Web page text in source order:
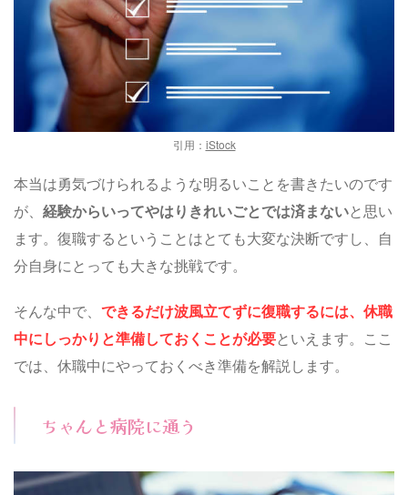
引用： iStock
本当は勇気づけられるような明るいことを書きたいのです
が、 経験からいってやはりきれいごとでは済まないと思い
ます。復職するということはとても大変な決断ですし、自
分自身にとっても大きな挑戦です。
そんな中で、 できるだけ波風立てずに復職するには、休職
中にしっかりと準備しておくことが必要といえます。ここ
では、休職中にやっておくべき準備を解説します。
ちゃんと病院に通う